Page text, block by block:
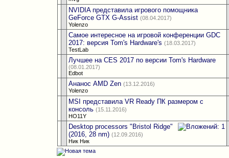
NVIDIA представила игрового помощника
GeForce GTX G-Assist (08.04.2017)
Yolenzo
Самое интересное на игровой конференции GDC
2017: версия Tom's Hardware's (18.03.2017)
TestLab
Лучшее на CES 2017 по версии Tom's Hardware
(08.01.2017)
Edbot
Ананос AMD Zen (13.12.2016)
Yolenzo
MSI представила VR Ready ПК размером с
консоль (15.11.2016)
HO11Y
Desktop processors "Bristol Ridge"
(2016, 28 nm) (12.09.2016)
Ник Ник